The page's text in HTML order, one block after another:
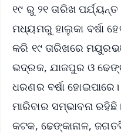
୧୯ ରୁ ୨୧ ତାରିଖ
ମଧ୍ୟମରୁ ହାଲୁକା ବର୍ଷା
କରି ୧୯ ତାରିଖରେ
ଭଦ୍ରକ, ଯାଜପୁର ଓ
ଧରଣର ବର୍ଷା
ମାରିବାର ସମ୍ଭାବନା
କଟକ, ଢେଙ୍କାନାଳ,